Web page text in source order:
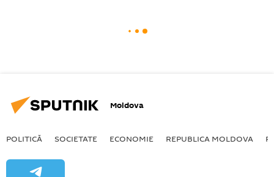
Moldova
POLITICĂ SOCIETATE ECONOMIE REPUBLICA MOLDOVA